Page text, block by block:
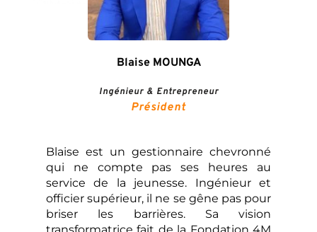
Blaise MOUNGA
Ingénieur & Entrepreneur
Président
Blaise est un gestionnaire chevronné
qui ne compte pas ses heures au
service de la jeunesse. Ingénieur et
officier supérieur, il ne se gêne pas pour
briser les barrières. Sa vision